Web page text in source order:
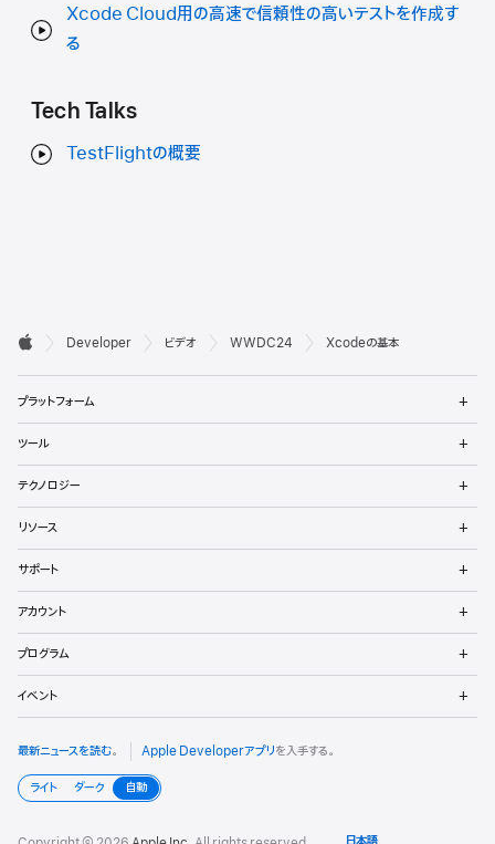
Xcode Cloud用の高速で信頼性の高いテストを作成す
る
Tech Talks
TestFlightの概要
デ
ベ
ロ
ッ
パ
向
け
フ
ッ
タ

Developer ビデオ WWDC24 Xcodeの基本
プラットフォーム
ュ
を
く
ツール
ュ
を
く
テクノロジー
ュ
を
く
リソース
ュ
を
く
サポート
ュ
を
く
アカウント
ュ
を
く
プログラム
ュ
を
イベント
ュ
最新ニュースを読む。 Apple Developerアプリを入手する。
ライト ダーク 自動